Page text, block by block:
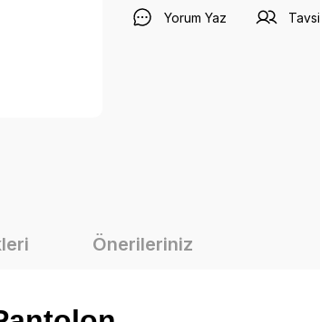
Yorum Yaz
Önerileriniz